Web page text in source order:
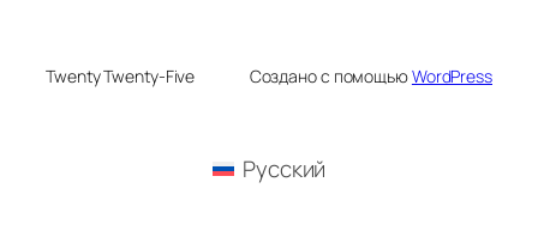
Twenty Twenty-Five Создано с помощьюWordPress
Русский